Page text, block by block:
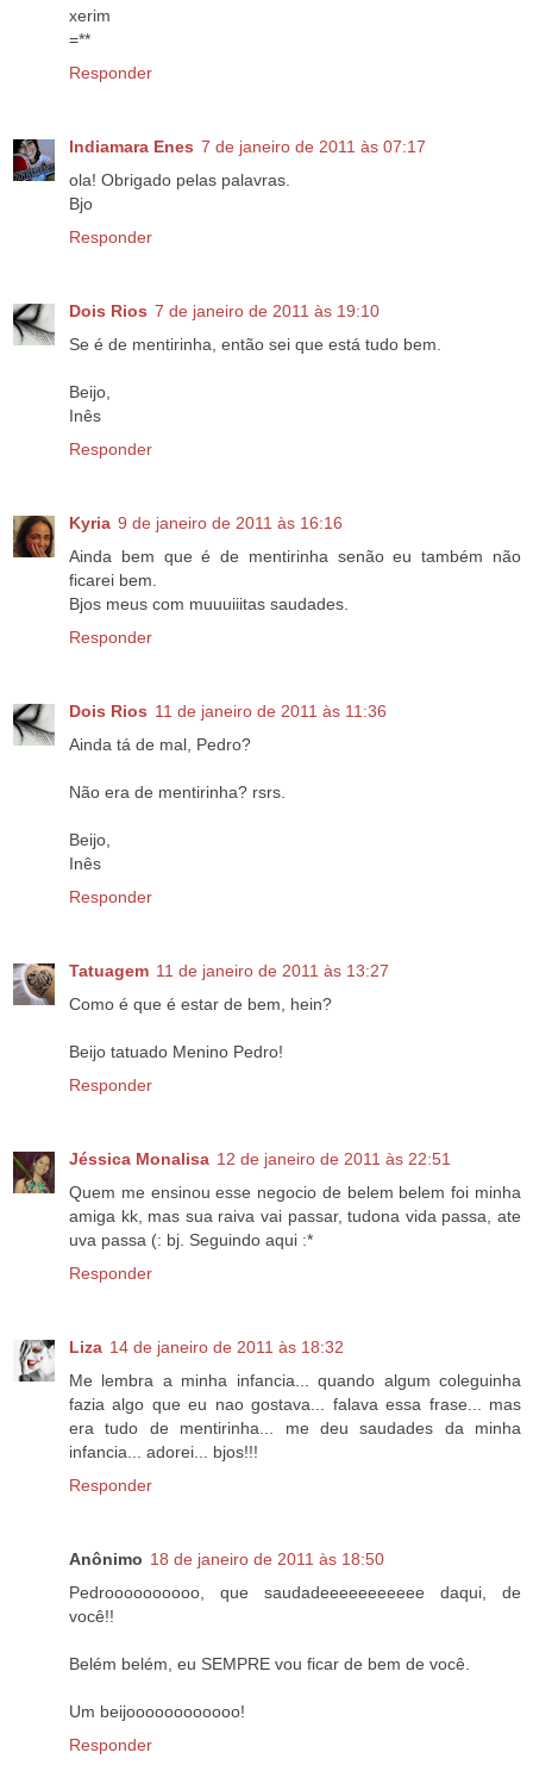
xerim
=**
Responder
Indiamara Enes 7 de janeiro de 2011 às 07:17
ola! Obrigado pelas palavras.
Bjo
Responder
Dois Rios 7 de janeiro de 2011 às 19:10
Se é de mentirinha, então sei que está tudo bem.
Beijo,
Inês
Responder
Kyria 9 de janeiro de 2011 às 16:16
Ainda bem que é de mentirinha senão eu também não
ficarei bem.
Bjos meus com muuuiiitas saudades.
Responder
Dois Rios 11 de janeiro de 2011 às 11:36
Ainda tá de mal, Pedro?
Não era de mentirinha? rsrs.
Beijo,
Inês
Responder
Tatuagem 11 de janeiro de 2011 às 13:27
Como é que é estar de bem, hein?
Beijo tatuado Menino Pedro!
Responder
Jéssica Monalisa 12 de janeiro de 2011 às 22:51
Quem me ensinou esse negocio de belem belem foi minha
amiga kk, mas sua raiva vai passar, tudona vida passa, ate
uva passa (: bj. Seguindo aqui :*
Responder
Liza 14 de janeiro de 2011 às 18:32
Me lembra a minha infancia... quando algum coleguinha
fazia algo que eu nao gostava... falava essa frase... mas
era tudo de mentirinha... me deu saudades da minha
infancia... adorei... bjos!!!
Responder
Anônimo 18 de janeiro de 2011 às 18:50
Pedroooooooooo, que saudadeeeeeeeeeee daqui, de
você!!
Belém belém, eu SEMPRE vou ficar de bem de você.
Um beijoooooooooooo!
Responder